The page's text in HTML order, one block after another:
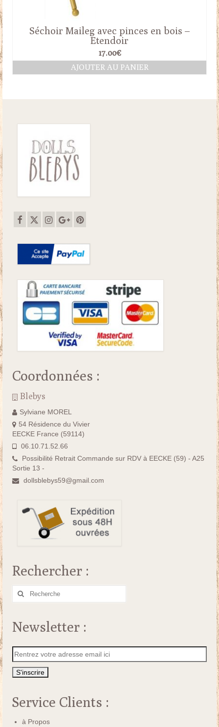
Séchoir Maileg avec pinces en bois –
Etendoir
17.00€
AJOUTER AU PANIER
Coordonnées :
Blebys
Sylviane MOREL
54 Résidence du Vivier
EECKE France (59114)
06.10.71.52.66
Possibilité Retrait Commande sur RDV à EECKE (59) - A25
Sortie 13 -
dollsblebys59@gmail.com
Rechercher :
Rechercher
Newsletter :
Service Clients :
à Propos